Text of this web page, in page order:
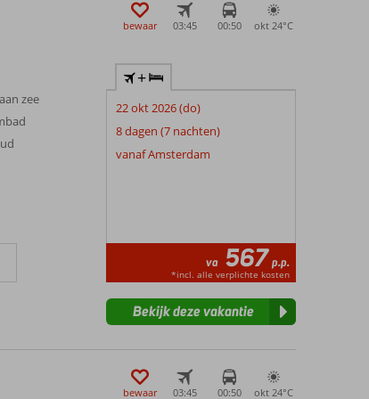
en strandvakantie in Kalithea!
bewaar 03:45 00:50 okt 24°C
zee
+
22 okt 2026 (do)
8 dagen (7 nachten)
vanaf Amsterdam
va 567 p.p.
*incl. alle verplichte kosten
Bekijk deze vakantie
bewaar 03:45 00:50 okt 24°C